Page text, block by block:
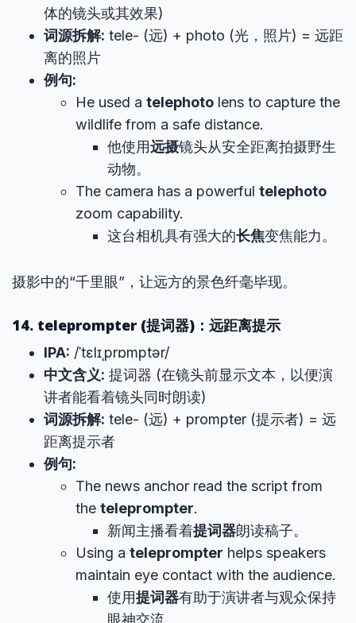
体的镜头或其效果)
词源拆解: tele- (远) + photo (光，照片) = 远距
离的照片
例句:
He used a telephoto lens to capture the
wildlife from a safe distance.
他使用远摄镜头从安全距离拍摄野生
动物。
The camera has a powerful telephoto
zoom capability.
这台相机具有强大的长焦变焦能力。
摄影中的“千里眼”，让远方的景色纤毫毕现。
14. teleprompter (提词器)：远距离提示
IPA: /ˈtɛlɪˌprɒmptər/
中文含义: 提词器 (在镜头前显示文本，以便演
讲者能看着镜头同时朗读)
词源拆解: tele- (远) + prompter (提示者) = 远
距离提示者
例句:
The news anchor read the script from
the teleprompter.
新闻主播看着提词器朗读稿子。
Using a teleprompter helps speakers
maintain eye contact with the audience.
使用提词器有助于演讲者与观众保持
眼神交流。